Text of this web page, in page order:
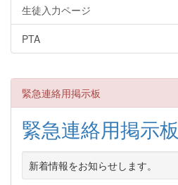
生徒入力ページ
PTA
緊急連絡用掲示板
緊急連絡用掲示板
新着情報をお知らせします。